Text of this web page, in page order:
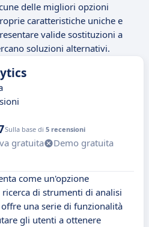
delle migliori opzioni
caratteristiche uniche e
valide sostituzioni a
soluzioni alternativi.
Sulla base di 5 recensioni
gratuita
Demo gratuita
come un'opzione
di strumenti di analisi
una serie di funzionalità
gli utenti a ottenere